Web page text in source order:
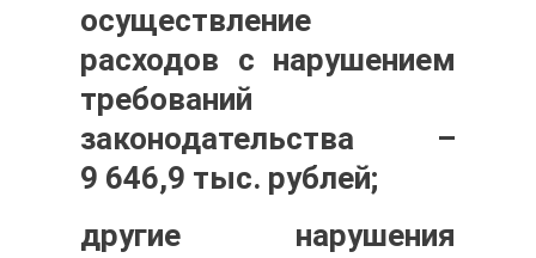
осуществление
расходов с нарушением
требований
законодательства –
9 646,9 тыс. рублей;
другие нарушения